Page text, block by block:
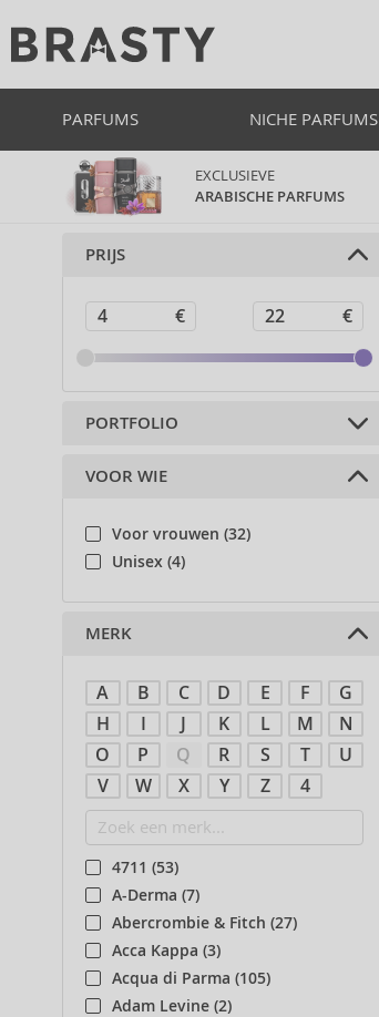
PARFUMS NICHE PARFUMS
EXCLUSIEVE
ARABISCHE PARFUMS
PRIJS
PORTFOLIO
Haarcosmetica (36)
VOOR WIE
Voor vrouwen (32)
Unisex (4)
MERK
A B C D E F
G
H
I J K L M
N
O
P Q R S T
U
V
W X Y Z 4
4711 (53)
A-Derma (7)
Abercrombie & Fitch (27)
Acca Kappa (3)
Acqua di Parma (105)
Adam Levine (2)